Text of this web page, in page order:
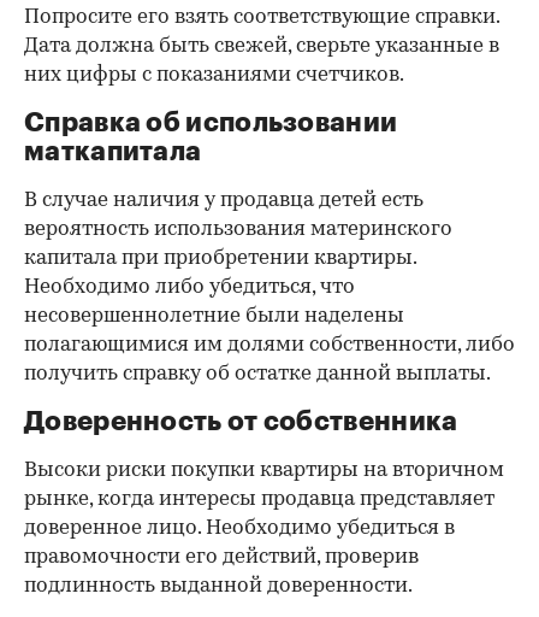
Попросите его взять соответствующие справки.
Дата должна быть свежей, сверьте указанные в
них цифры с показаниями счетчиков.
Справка об использовании
маткапитала
В случае наличия у продавца детей есть
вероятность использования материнского
капитала при приобретении квартиры.
Необходимо либо убедиться, что
несовершеннолетние были наделены
полагающимися им долями собственности, либо
получить справку об остатке данной выплаты.
Доверенность от собственника
Высоки риски покупки квартиры на вторичном
рынке, когда интересы продавца представляет
доверенное лицо. Необходимо убедиться в
правомочности его действий, проверив
подлинность выданной доверенности.